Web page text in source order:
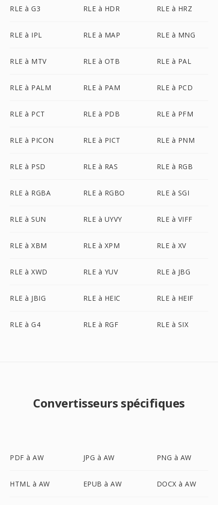
RLE à G3 RLE à HDR RLE à HRZ
RLE à IPL RLE à MAP RLE à MNG
RLE à MTV RLE à OTB RLE à PAL
RLE à PALM RLE à PAM RLE à PCD
RLE à PCT RLE à PDB RLE à PFM
RLE à PICON RLE à PICT RLE à PNM
RLE à PSD RLE à RAS RLE à RGB
RLE à RGBA RLE à RGBO RLE à SGI
RLE à SUN RLE à UYVY RLE à VIFF
RLE à XBM RLE à XPM RLE à XV
RLE à XWD RLE à YUV RLE à JBG
RLE à JBIG RLE à HEIC RLE à HEIF
RLE à G4 RLE à RGF RLE à SIX
Convertisseurs spécifiques
PDF à AW JPG à AW PNG à AW
HTML à AW EPUB à AW DOCX à AW